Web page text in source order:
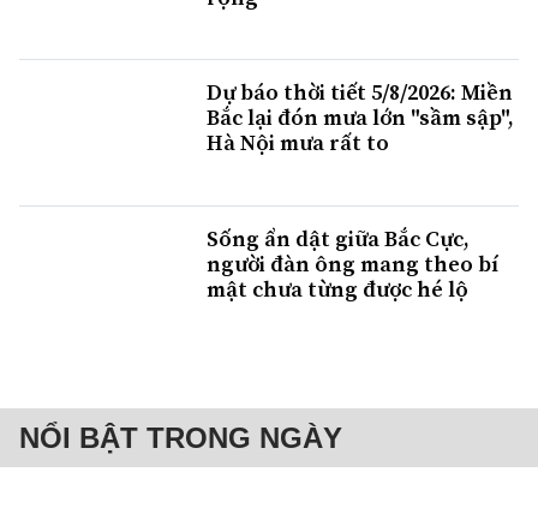
Dự báo thời tiết 5/8/2026: Miền
Bắc lại đón mưa lớn "sầm sập",
Hà Nội mưa rất to
Sống ẩn dật giữa Bắc Cực,
người đàn ông mang theo bí
mật chưa từng được hé lộ
NỔI BẬT TRONG NGÀY